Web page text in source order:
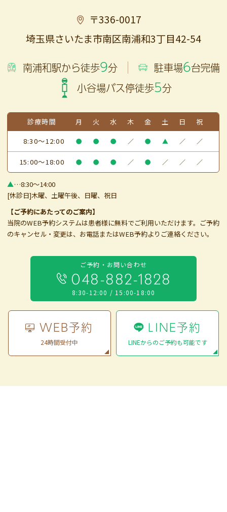
〒336-0017
埼玉県さいたま市南区南浦和3丁目42-54
南浦和駅から徒歩9分 駐車場6台完備
小谷場バス停徒歩5分
診療時間 月 火 水 木 金 土 日
祝
8:30～12:00
● ● ● ／ ● ▲ ／ ／
15:00～18:00 ● ● ● ／ ● ／ ／ ／
▲…8:30～14:00
[休診日]木曜、土曜午後、日曜、祝日
【ご予約にあたってのご案内】
当院のWEB予約システムは患者様に無料でご利用いただけます。ご予約
のキャンセル・変更は、お電話またはWEB予約よりご連絡ください。
ご予約・お問い合わせ
048-882-1828
8:30-12:00 / 15:00-18:00
WEB予約
24時間受付中
LINE予約
LINEからのご予約も可能です